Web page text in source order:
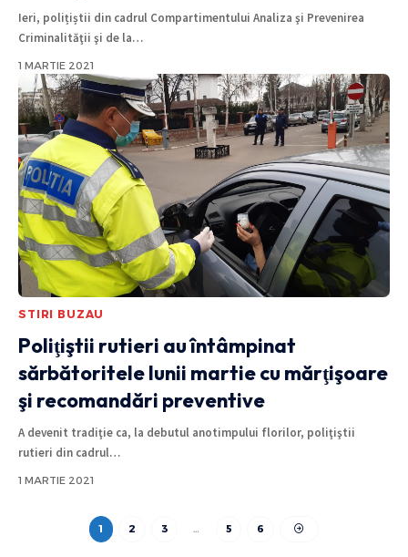
Ieri, polițiștii din cadrul Compartimentului Analiza şi Prevenirea
Criminalităţii şi de la…
1 MARTIE 2021
STIRI BUZAU
Poliţiştii rutieri au întâmpinat
sărbătoritele lunii martie cu mărţişoare
şi recomandări preventive
A devenit tradiţie ca, la debutul anotimpului florilor, poliţiştii
rutieri din cadrul…
1 MARTIE 2021
1 2 3 … 5 6